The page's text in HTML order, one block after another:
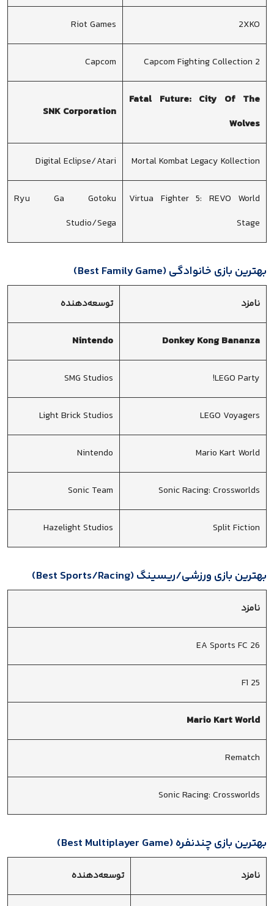
2XKO
Riot Games
Capcom Fighting Collection 2
Capcom
Fatal Future: City Of The
Wolves
SNK Corporation
Mortal Kombat Legacy Kollection
Digital Eclipse/Atari
Virtua Fighter 5: REVO World
Stage
Ryu Ga Gotoku
Studio/Sega
بهترین بازی خانوادگی (Best Family Game)
نامزد توسعه‌دهنده
Donkey Kong Bananza
Nintendo
LEGO Party!
SMG Studios
LEGO Voyagers
Light Brick Studios
Mario Kart World
Nintendo
Sonic Racing: Crossworlds
Sonic Team
Split Fiction
Hazelight Studios
بهترین بازی ورزشی/ریسینگ (Best Sports/Racing)
نامزد
EA Sports FC 26
F1 25
Mario Kart World
Rematch
Sonic Racing: Crossworlds
بهترین بازی چندنفره (Best Multiplayer Game)
نامزد توسعه‌دهنده